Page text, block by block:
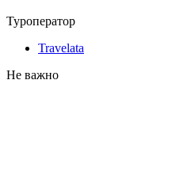
Туроператор
Travelata
Не важно